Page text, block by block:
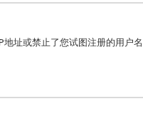
址或禁止了您试图注册的用户